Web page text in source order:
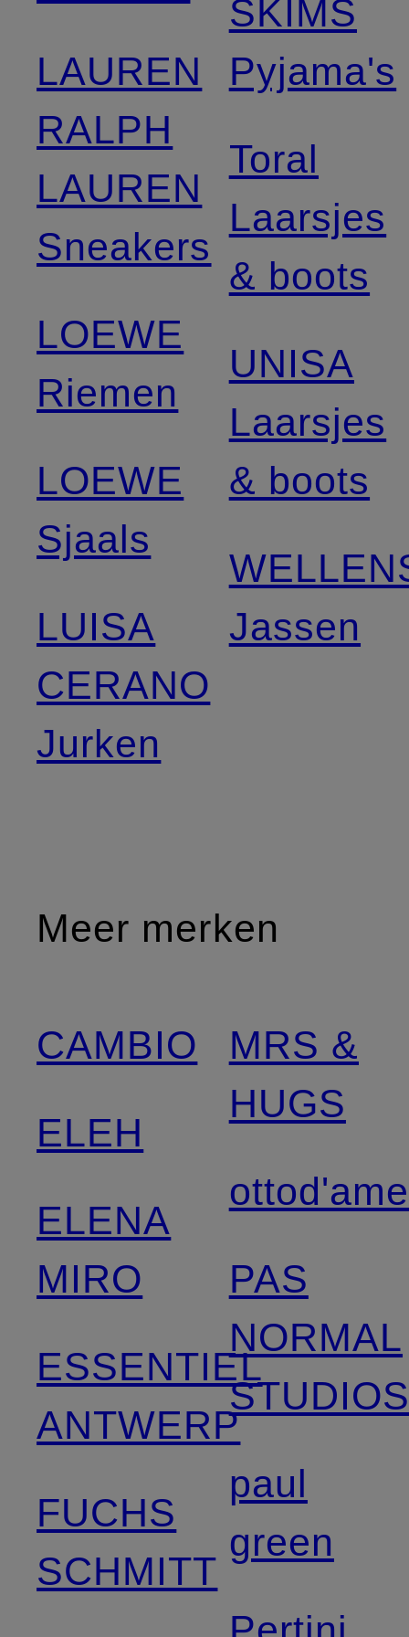
LAUREN
RALPH
LAUREN
Sneakers
LOEWE
Riemen
LOEWE
Sjaals
LUISA
CERANO
Jurken
SKIMS
Pyjama's
Toral
Laarsjes
& boots
UNISA
Laarsjes
& boots
Jassen
Meer merken
CAMBIO
ELEH
ELENA
MIRO
ESSENTIEL
ANTWERP
FUCHS
SCHMITT
MRS &
HUGS
ottod'ame
PAS
NORMAL
paul
green